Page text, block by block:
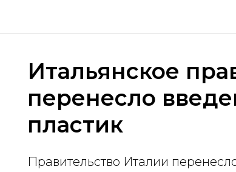
Итальянское
перенесло
пластик
Правительство Италии